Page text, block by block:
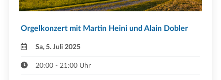
Orgelkonzert mit Martin Heini und Alain Dobler
Sa, 5. Juli 2025
20:00 - 21:00 Uhr